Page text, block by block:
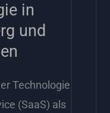
in
und
Technologie
(SaaS) als